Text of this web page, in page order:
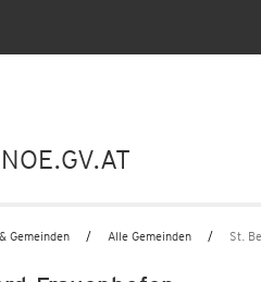
NOE.GV.AT
Gemeinden Alle Gemeinden St.